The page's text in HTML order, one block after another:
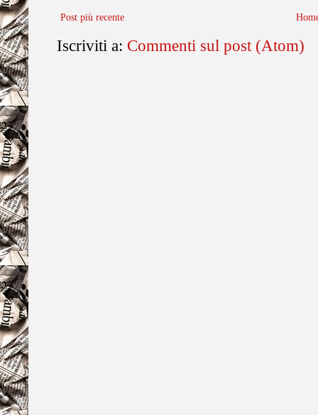
Post più recente
Iscriviti a: Commenti sul post (Atom)